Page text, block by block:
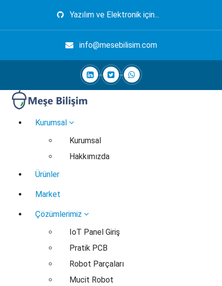
Yazılım ve Elektronik için...
info@mesebilisim.com
Elektronik, Yazılım, Otomasyon, Robotik
Kurumsal
Kurumsal
Hakkımızda
Ürünler
Market
Çözümlerimiz
IoT Panel Giriş
Pratik PCB
Robot Parçaları
Mucit Robot